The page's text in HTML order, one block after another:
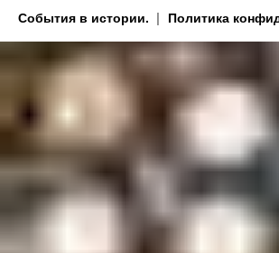
События в истории. Политика